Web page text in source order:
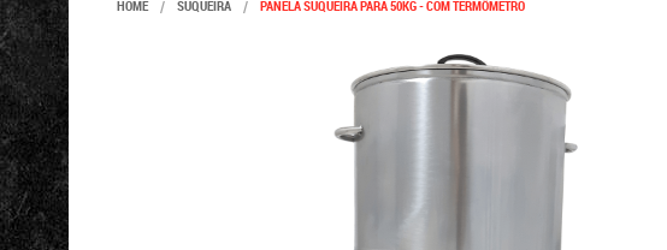
HOME SUQUEIRA PANELA SUQUEIRA PARA 50KG - COM TERMÔMETRO